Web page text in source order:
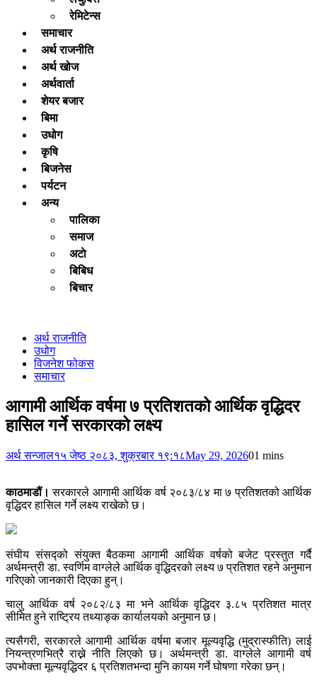
रेमिटेन्स
समाचार
अर्थ राजनीति
अर्थ खोज
अर्थवार्ता
शेयर बजार
बिमा
उधोग
कृषि
बिजनेस
पर्यटन
अन्य
पालिका
समाज
अटाे
बिबिध
बिचार
अर्थ राजनीति
उधोग
विजनेश फोकस
समाचार
आगामी आर्थिक वर्षमा ७ प्रतिशतको आर्थिक वृद्धिदर
हासिल गर्ने सरकारको लक्ष्य
अर्थ सन्जाल१५ जेष्ठ २०८३, शुक्रबार १९:१८May 29, 202601 mins
काठमाडौं। सरकारले आगामी आर्थिक वर्ष २०८३/८४ मा ७ प्रतिशतको आर्थिक
वृद्धिदर हासिल गर्ने लक्ष्य राखेको छ।
संघीय संसद्को संयुक्त बैठकमा आगामी आर्थिक वर्षको बजेट प्रस्तुत गर्दै
अर्थमन्त्री डा. स्वर्णिम वाग्लेले आर्थिक वृद्धिदरको लक्ष्य ७ प्रतिशत रहने अनुमान
गरिएको जानकारी दिएका हुन्।
चालु आर्थिक वर्ष २०८२/८३ मा भने आर्थिक वृद्धिदर ३.८५ प्रतिशत मात्र
सीमित हुने राष्ट्रिय तथ्याङ्क कार्यालयको अनुमान छ।
त्यसैगरी, सरकारले आगामी आर्थिक वर्षमा बजार मूल्यवृद्धि (मुद्रास्फीति) लाई
नियन्त्रणभित्रै राख्ने नीति लिएको छ। अर्थमन्त्री डा. वाग्लेले आगामी वर्ष
उपभोक्ता मूल्यवृद्धिदर ६ प्रतिशतभन्दा मुनि कायम गर्ने घोषणा गरेका छन्।